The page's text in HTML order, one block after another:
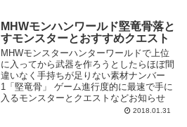
MHWモンハンワールド堅竜骨落と
すモンスターとおすすめクエスト
MHWモンスターハンターワールドで上位
に入ってから武器を作ろうとしたらほぼ間
違いなく手持ちが足りない素材ナンバー
1「堅竜骨」 ゲーム進行度的に最速で手に
入るモンスターとクエストなどお知らせ
2018.01.31